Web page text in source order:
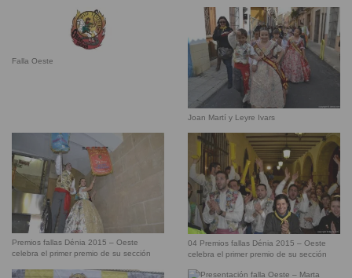
Falla Oeste
Joan Martí y Leyre Ivars
Premios fallas Dénia 2015 – Oeste
celebra el primer premio de su sección
04 Premios fallas Dénia 2015 – Oeste
celebra el primer premio de su sección